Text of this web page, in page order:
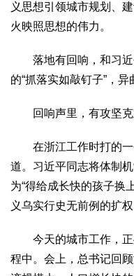
义思想引领城市规划、
火映照思想的伟力。
落地有回响，和习近
的“抓落实如敲钉子”，异
回响声里，有攻坚克
在浙江工作时打的一
道。习近平同志将体制
为“得给成长快的孩子换
义乌实行史无前例的扩
今天的城市工作，正
程中。会上，总书记回